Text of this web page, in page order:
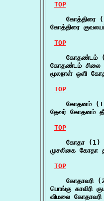
TOP
கோத்திரை
கோத்திரை
TOP
கோதண்டம்
கோதண்டம் சிலை
மூலநாள் ஒளி
TOP
கோதனம்
தேவர் கோதனம்
TOP
    கோதா (1)
முசலிகை கோதா
TOP
கோதாவரி
பொங்கு காவிரி
விமலை